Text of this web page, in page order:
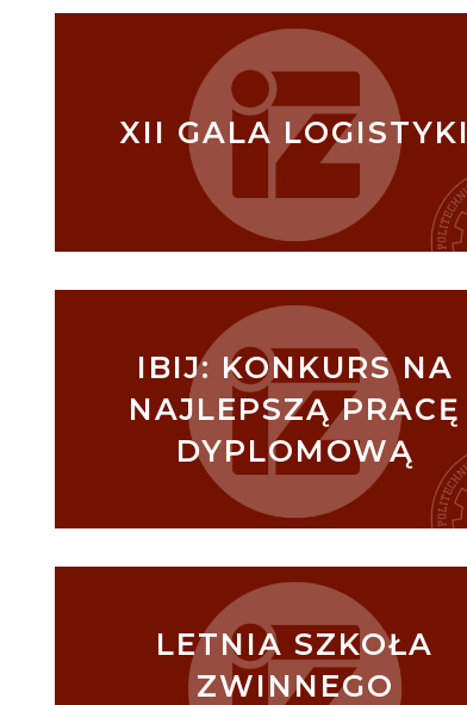
XII GALA LOGISTYKI
IBIJ: KONKURS NA
NAJLEPSZĄ PRACĘ
DYPLOMOWĄ
LETNIA SZKOŁA
ZWINNEGO